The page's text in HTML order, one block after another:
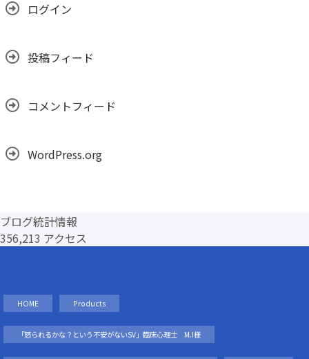
ログイン
投稿フィード
コメントフィード
WordPress.org
ブログ統計情報
356,213 アクセス
HOME Products
「怒られるかな？という不安がないSV」臨床心理士 M.I様